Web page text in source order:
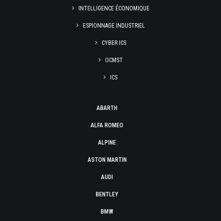
INTELLIGENCE ÉCONOMIQUE
ESPIONNAGE INDUSTRIEL
CYBER ICS
OCMST
ICS
ABARTH
ALFA ROMEO
ALPINE
ASTON MARTIN
AUDI
BENTLEY
BMW